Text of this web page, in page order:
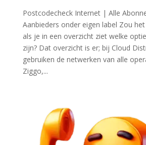
Postcodecheck Internet | Alle
Aanbieders‎ onder eigen label Zou
als je in een overzicht ziet welke
zijn? Dat overzicht is er; bij Cloud
gebruiken de netwerken van alle
Ziggo,...